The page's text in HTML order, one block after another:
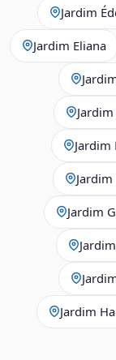
Jardim
Jardim Eliana
Jardim
Jardim
Jardim